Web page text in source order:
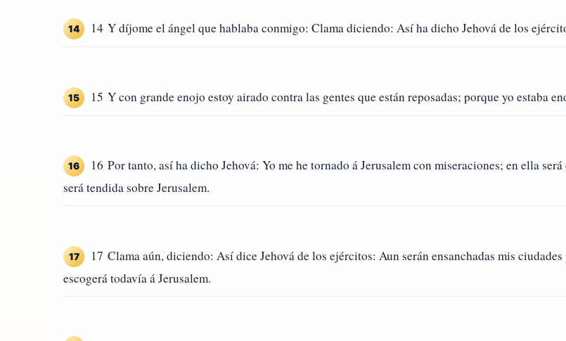
14 14 Y díjome el ángel que hablaba conmigo: Clama diciendo: Así ha dicho Jehová de los
15 15 Y con grande enojo estoy airado contra las gentes que están reposadas; porque yo estaba
16
16 Por tanto, así ha dicho Jehová: Yo me he tornado á Jerusalem con miseraciones; en ella
será tendida sobre Jerusalem.
17
17 Clama aún, diciendo: Así dice Jehová de los ejércitos: Aun serán ensanchadas mis
escogerá todavía á Jerusalem.